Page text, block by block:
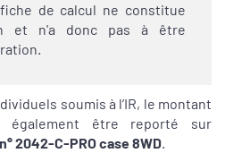
de calcul ne constitue
et n'a donc pas à être
soumis à l’IR, le montant
également être reporté sur
n° 2042-C-PRO case 8WD.